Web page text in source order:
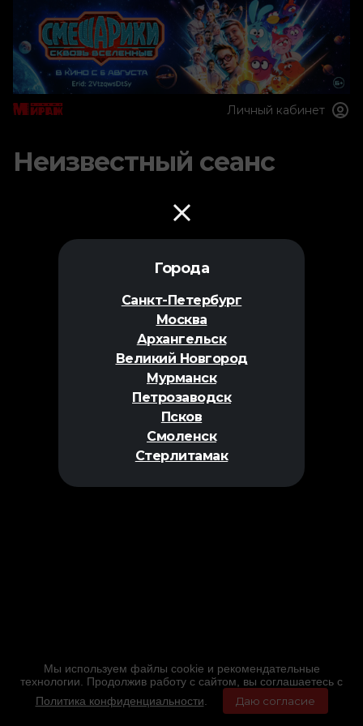
Города
Санкт-Петербург
Москва
Архангельск
Великий Новгород
Мурманск
Петрозаводск
Псков
Смоленск
Стерлитамак
Личный кабинет
Неизвестный сеанс
Мы используем файлы cookie и рекомендательные
технологии. Продолжив работу с сайтом, вы соглашаетесь с
Политика конфиденциальности
Даю согласие